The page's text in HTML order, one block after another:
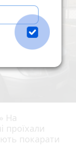
На
проїхали
покарати